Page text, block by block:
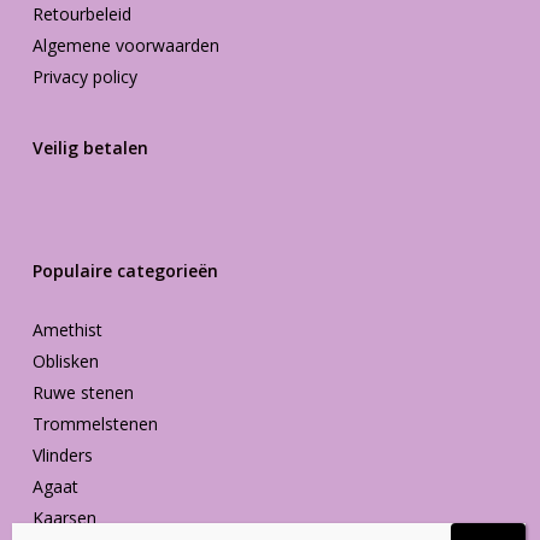
Retourbeleid
Algemene voorwaarden
Privacy policy
Veilig betalen
Populaire categorieën
Amethist
Oblisken
Ruwe stenen
Trommelstenen
Vlinders
Agaat
Kaarsen